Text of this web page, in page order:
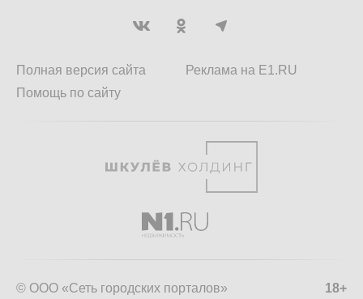
Полная версия сайта
Помощь по сайту
Реклама на E1.RU
18+
© ООО «Сеть городских порталов»